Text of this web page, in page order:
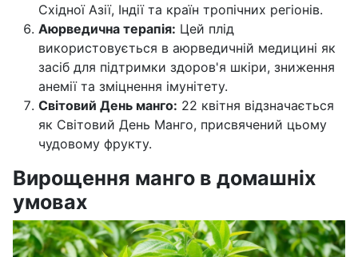
Східної Азії, Індії та країн тропічних регіонів.
Аюрведична терапія: Цей плід
використовується в аюрведичній медицині як
засіб для підтримки здоров'я шкіри, зниження
анемії та зміцнення імунітету.
Світовий День манго: 22 квітня відзначається
як Світовий День Манго, присвячений цьому
чудовому фрукту.
Вирощення манго в домашніх
умовах